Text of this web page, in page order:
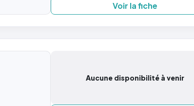
Voir la fiche
Aucune disponibilité à venir